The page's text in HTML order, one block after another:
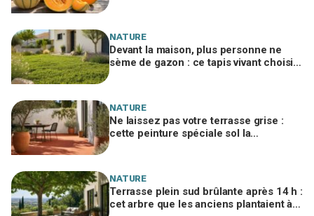
NATURE
Devant la maison, plus personne ne
sème de gazon : ce tapis vivant choisi
NATURE
Ne laissez pas votre terrasse grise :
cette peinture spéciale sol la
NATURE
Terrasse plein sud brûlante après 14 h :
cet arbre que les anciens plantaient à 3